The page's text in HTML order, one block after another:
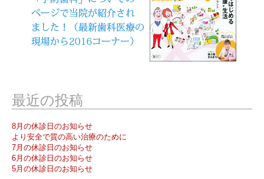
最近の投稿
8月の休診日のお知らせ
より安全で質の高い治療のために
7月の休診日のお知らせ
6月の休診日のお知らせ
5月の休診日のお知らせ